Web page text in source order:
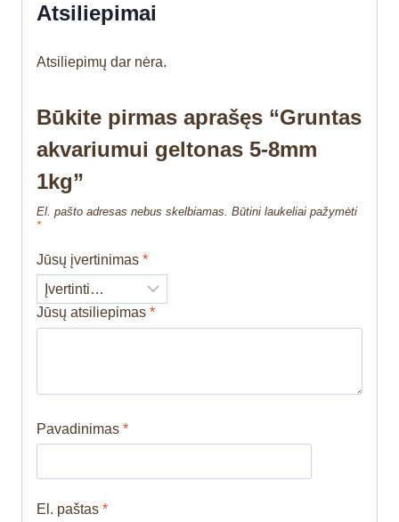
Atsiliepimai
Atsiliepimų dar nėra.
Būkite pirmas aprašęs “Gruntas
akvariumui geltonas 5-8mm
1kg”
El. pašto adresas nebus skelbiamas. Būtini laukeliai pažymėti
*
Jūsų įvertinimas *
Jūsų atsiliepimas *
Pavadinimas *
El. paštas *